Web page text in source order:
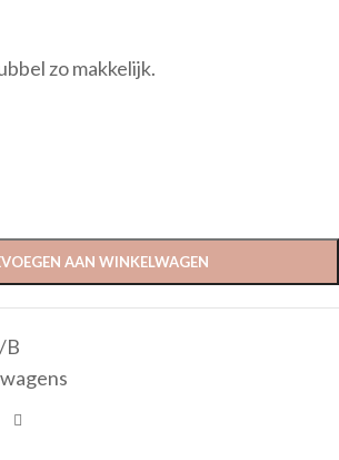
zo makkelijk.
AAN WINKELWAGEN
B